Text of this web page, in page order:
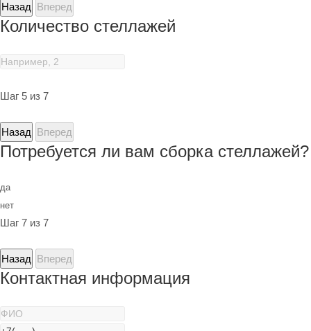
Назад Вперед
Количество стеллажей
Шаг 5 из 7
Назад Вперед
Потребуется ли вам сборка стеллажей?
да
нет
Шаг 7 из 7
Назад Вперед
Контактная информация